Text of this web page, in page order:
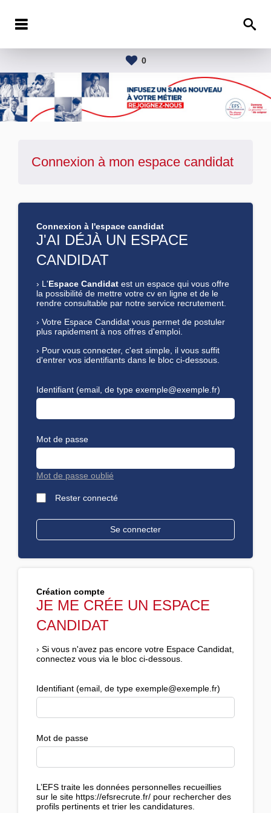
0
Connexion à mon espace candidat
J'AI DÉJÀ UN ESPACE
CANDIDAT
› L'Espace Candidat est un espace qui vous offre
la possibilité de mettre votre cv en ligne et de le
rendre consultable par notre service recrutement.
› Votre Espace Candidat vous permet de postuler
plus rapidement à nos offres d'emploi.
› Pour vous connecter, c'est simple, il vous suffit
d'entrer vos identifiants dans le bloc ci-dessous.
Connexion à l'espace candidat
Identifiant (email, de type exemple@exemple.fr)
Mot de passe
Rester connecté
Mot de passe oublié
JE ME CRÉE UN ESPACE
CANDIDAT
› Si vous n'avez pas encore votre Espace Candidat,
connectez vous via le bloc ci-dessous.
Création compte
Identifiant (email, de type exemple@exemple.fr)
Mot de passe
L’EFS traite les données personnelles recueillies
sur le site https://efsrecrute.fr/ pour rechercher des
profils pertinents et trier les candidatures.